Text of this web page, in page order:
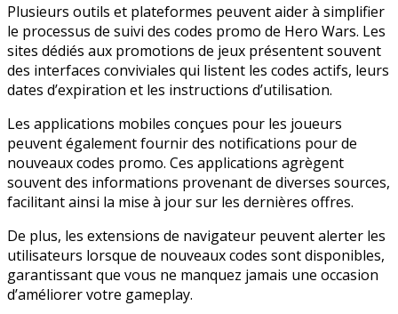
Plusieurs outils et plateformes peuvent aider à simplifier
le processus de suivi des codes promo de Hero Wars. Les
sites dédiés aux promotions de jeux présentent souvent
des interfaces conviviales qui listent les codes actifs, leurs
dates d’expiration et les instructions d’utilisation.
Les applications mobiles conçues pour les joueurs
peuvent également fournir des notifications pour de
nouveaux codes promo. Ces applications agrègent
souvent des informations provenant de diverses sources,
facilitant ainsi la mise à jour sur les dernières offres.
De plus, les extensions de navigateur peuvent alerter les
utilisateurs lorsque de nouveaux codes sont disponibles,
garantissant que vous ne manquez jamais une occasion
d’améliorer votre gameplay.